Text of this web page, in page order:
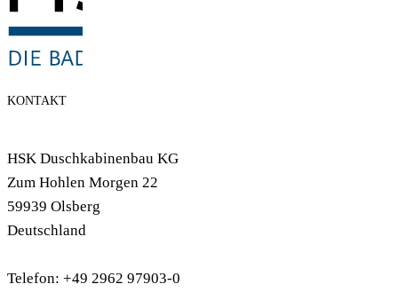
KONTAKT
HSK Duschkabinenbau KG
Zum Hohlen Morgen 22
59939 Olsberg
Deutschland
Telefon: +49 2962 97903-0